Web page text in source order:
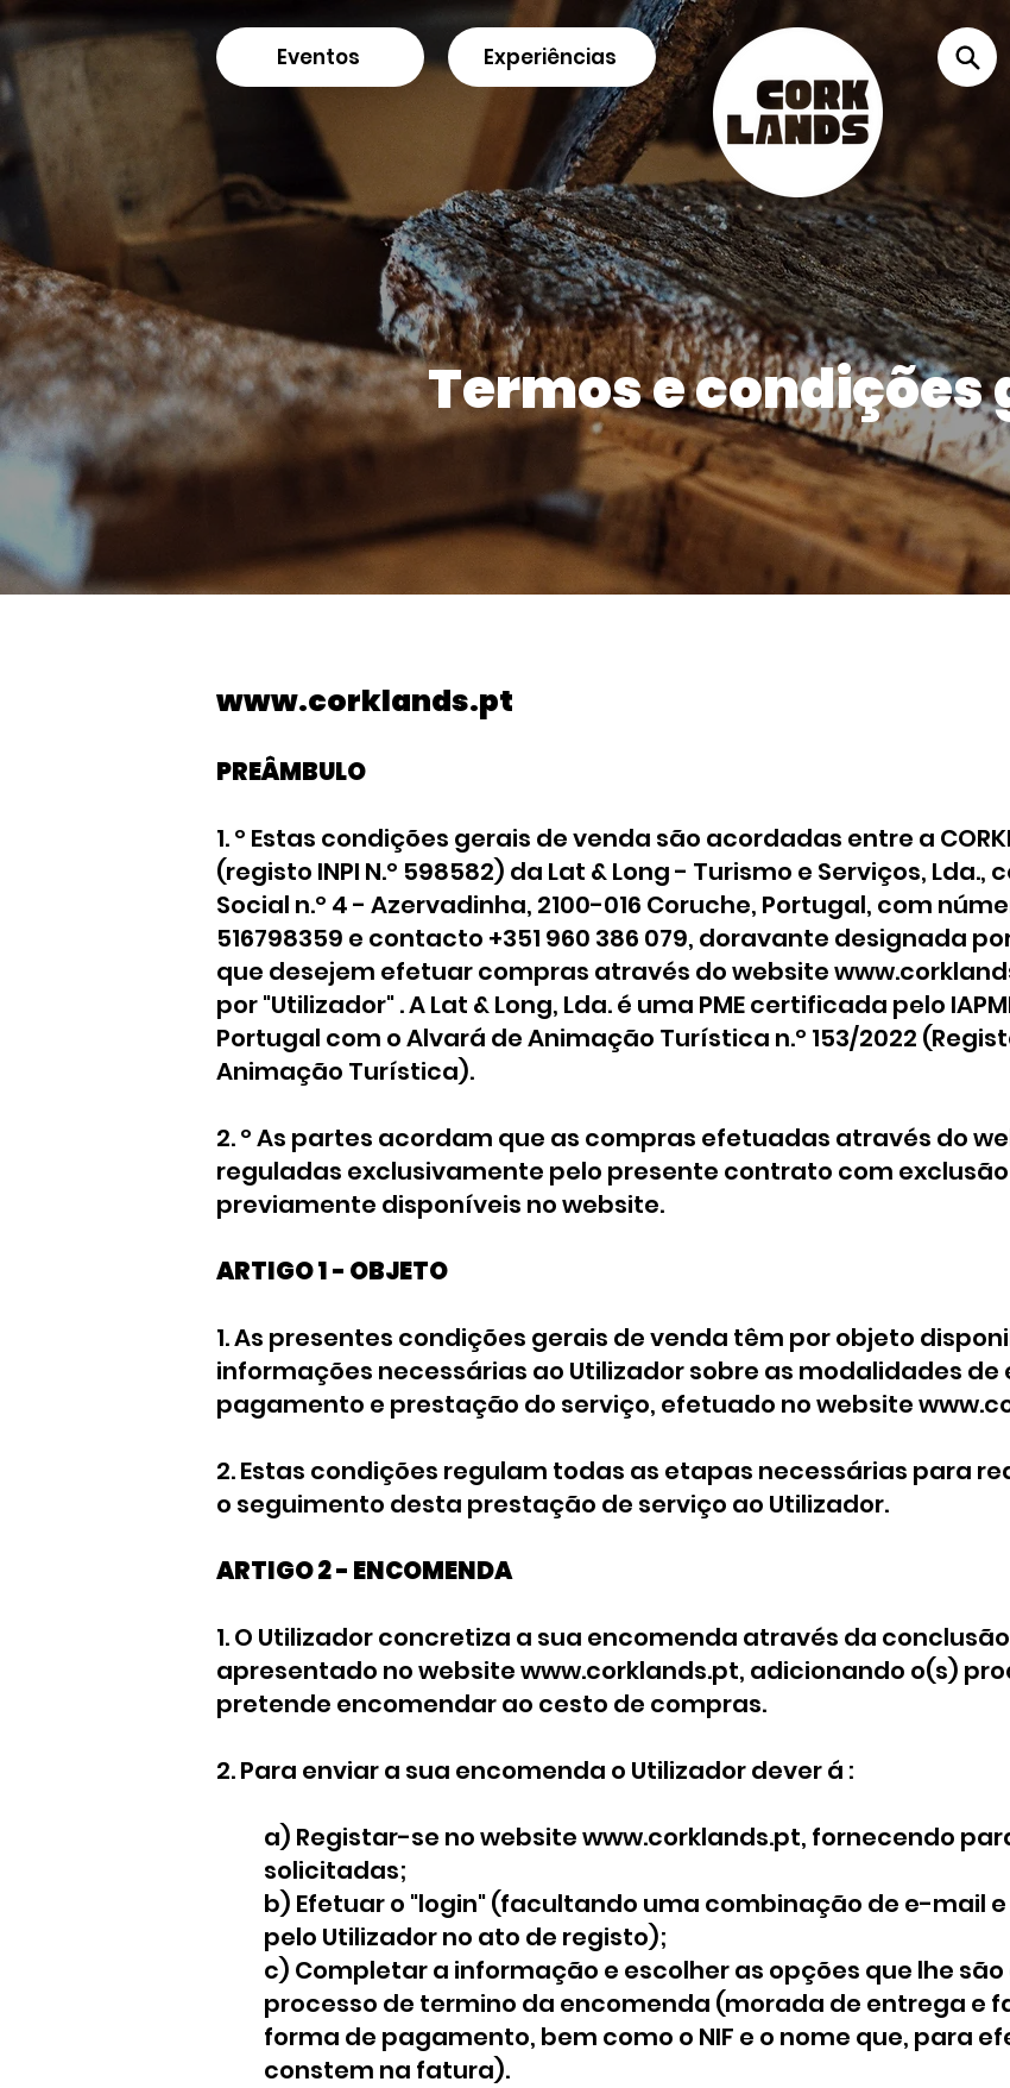
Eventos Experiências
Termos e condições
www.corklands.pt
PREÂMBULO
1. º Estas condições gerais de venda são acordadas entre a
(registo INPI N.º 598582) da Lat & Long - Turismo e Serviços, Lda.,
Social n.º 4 - Azervadinha, 2100-016 Coruche, Portugal, com
516798359 e contacto +351 960 386 079, doravante designada por
que desejem efetuar compras através do website
por "Utilizador" . A Lat & Long, Lda. é uma PME certificada pelo
Portugal com o Alvará de Animação Turística n.º 153/2022
Animação Turística).
2. º As partes acordam que as compras efetuadas através do
reguladas exclusivamente pelo presente contrato com
previamente disponíveis no website.
ARTIGO 1 - OBJETO
1. As presentes condições gerais de venda têm por objeto
informações necessárias ao Utilizador sobre as modalidades
pagamento e prestação do serviço, efetuado no website
2. Estas condições regulam todas as etapas necessárias para
o seguimento desta prestação de serviço ao Utilizador.
ARTIGO 2 - ENCOMENDA
1. O Utilizador concretiza a sua encomenda através da
apresentado no websitewww.corklands.pt, adicionando o(s)
pretende encomendar ao cesto de compras.
2. Para enviar a sua encomenda o Utilizador dever á :
a) Registar-se no websitewww.corklands.pt, fornecendo
solicitadas;
b) Efetuar o "login" (facultando uma combinação de e-mail
pelo Utilizador no ato de registo);
c) Completar a informação e escolher as opções que lhe
processo de termino da encomenda (morada de entrega e
forma de pagamento, bem como o NIF e o nome que, para
constem na fatura).